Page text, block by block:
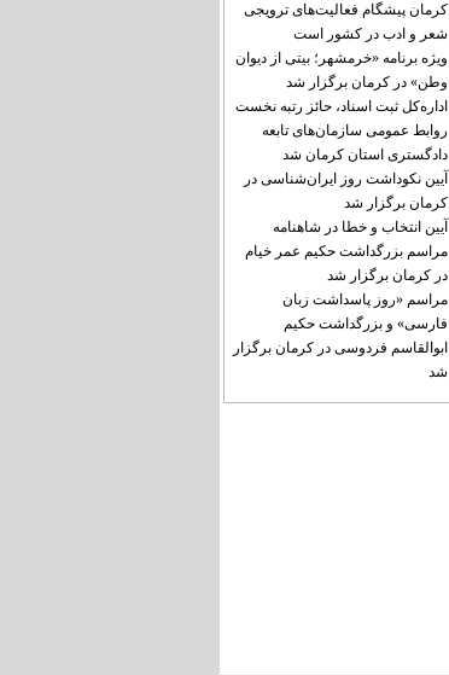
کرمان پیشگام فعالیت‌های ترویجی
شعر و ادب در کشور است
ویژه برنامه «خرمشهر؛ بیتی از دیوان
وطن» در کرمان برگزار شد
اداره‌کل ثبت اسناد، حائز رتبه نخست
روابط عمومی سازمان‌های تابعه
دادگستری استان کرمان شد
آیین نکوداشت روز ایران‌شناسی در
کرمان برگزار شد
آیین انتخاب و خطا در شاهنامه
مراسم بزرگداشت حکیم عمر خیام
در کرمان برگزار شد
مراسم «روز پاسداشت زبان
فارسی» و بزرگداشت حکیم
ابوالقاسم فردوسی در کرمان برگزار
شد